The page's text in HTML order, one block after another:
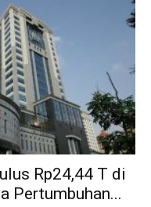
Rp24,44 T di
Pertumbuhan...